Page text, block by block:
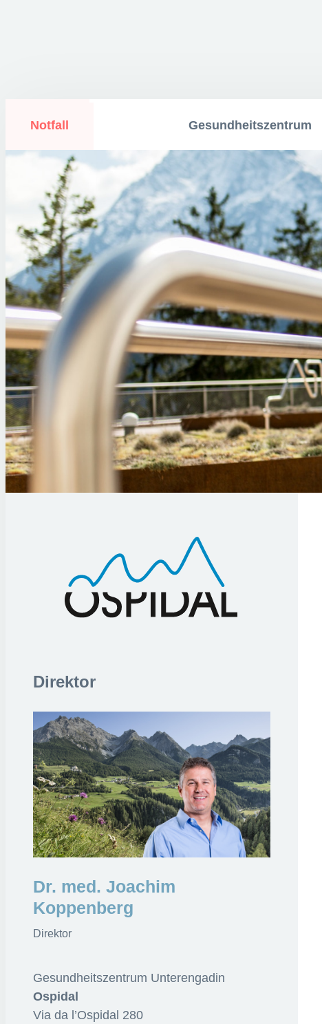
Notfall Gesundheitszentrum
Direktor
Dr. med. Joachim
Koppenberg
Direktor
Gesundheitszentrum Unterengadin
Ospidal
Via da l’Ospidal 280